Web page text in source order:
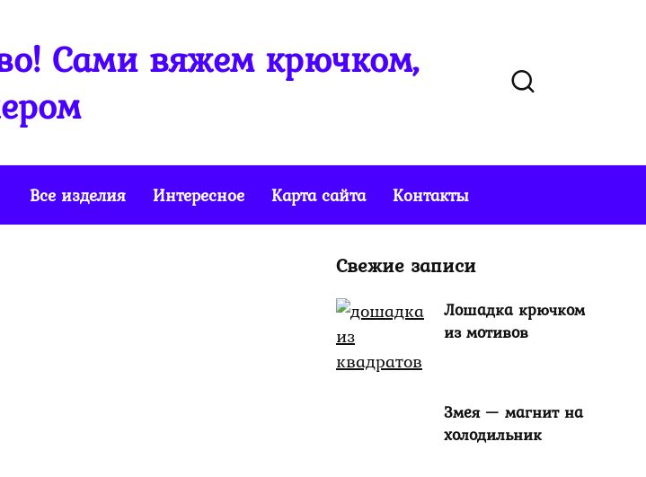
Сами вяжем крючком,
Все изделия Интересное Карта сайта Контакты
Свежие записи
Лошадка крючком
из мотивов
Змея — магнит на
холодильник